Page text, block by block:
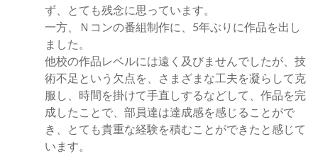
ず、とても残念に思っています。
一方、Ｎコンの番組制作に、5年ぶりに作品を出し
ました。
他校の作品レベルには遠く及びませんでしたが、技
術不足という欠点を、さまざまな工夫を凝らして克
服し、時間を掛けて手直しするなどして、作品を完
成したことで、部員達は達成感を感じることがで
き、とても貴重な経験を積むことができたと感じて
います。